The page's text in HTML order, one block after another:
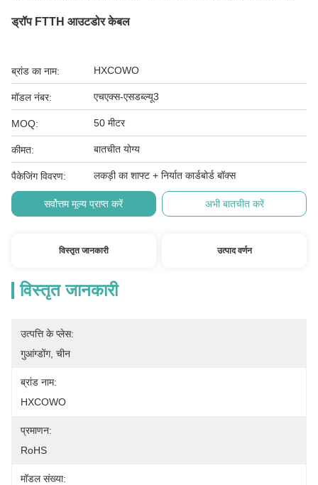
ड्रॉप FTTH आउटडोर केबल
ब्रांड का नाम: HXCOWO
मॉडल नंबर: एचएक्स-एसडब्ल्यू3
MOQ: 50 मीटर
कीमत: बातचीत योग्य
पैकेजिंग विवरण: लकड़ी का शाफ्ट + निर्यात कार्डबोर्ड बॉक्स
सर्वोत्तम मूल्य प्राप्त करें अभी बातचीत करें
विस्तृत जानकारी उत्पाद वर्णन
विस्तृत जानकारी
उत्पत्ति के प्लेस:
गुआंग्डोंग, चीन
ब्रांड नाम:
HXCOWO
प्रमाणन:
RoHS
मॉडल संख्या: